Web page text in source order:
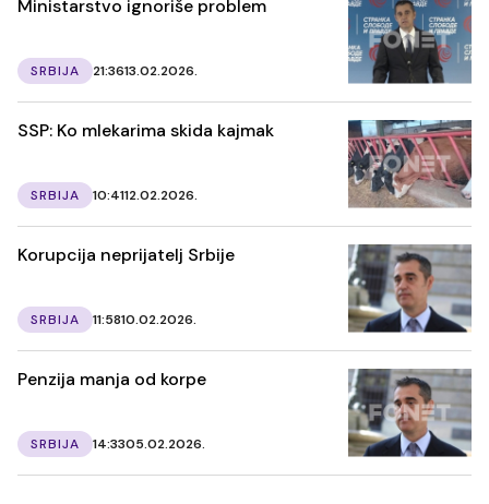
Ministarstvo ignoriše problem
SRBIJA 21:3613.02.2026.
SSP: Ko mlekarima skida kajmak
SRBIJA 10:4112.02.2026.
Korupcija neprijatelj Srbije
SRBIJA 11:5810.02.2026.
Penzija manja od korpe
SRBIJA 14:3305.02.2026.